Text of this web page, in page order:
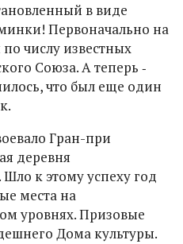
в виде
Первоначально на
числу известных
Союза. А теперь ‑
что был еще один
Гран-при
деревня
к этому успеху год
места на
уровнях. Призовые
Дома культуры.